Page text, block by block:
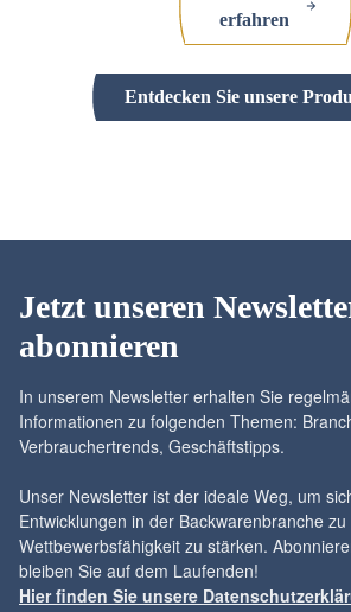
erfahren
Entdecken Sie unsere
Jetzt unseren
abonnieren
In unserem Newsletter erhalten Sie
Informationen zu folgenden Themen:
Verbrauchertrends, Geschäftstipps.
Unser Newsletter ist der ideale Weg, um
Entwicklungen in der Backwarenbranche
Wettbewerbsfähigkeit zu stärken.
Hier finden Sie unsere